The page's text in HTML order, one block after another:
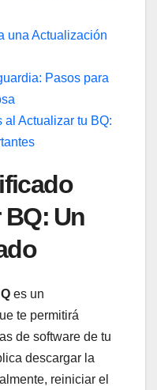
una ⁣Actualización‍
⁤Pasos para
⁤Actualizar tu BQ:
Un
es un
te permitirá
‍de software de​ tu
‌descargar‍ la
reiniciar el‍